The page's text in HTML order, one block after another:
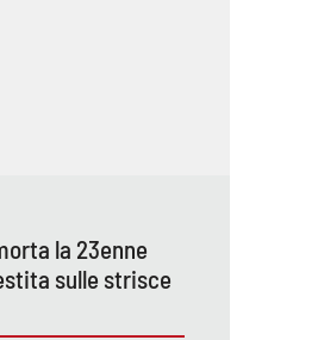
la 23enne
sulle strisce